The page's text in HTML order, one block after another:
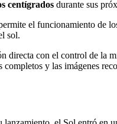
centígrados durante sus
el funcionamiento de
sol.
con el control de la
y las imágenes